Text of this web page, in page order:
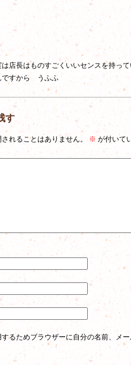
店長はものすごくいいセンスを持って
ですから うふふ
す
れることはありません。 ※ が付いて
るためブラウザーに自分の名前、メー